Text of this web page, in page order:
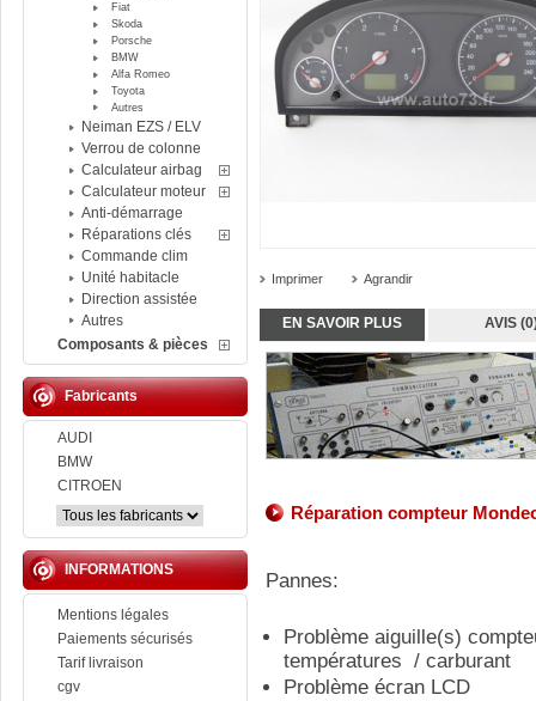
Fiat
Skoda
Porsche
BMW
Alfa Romeo
Toyota
Autres
Neiman EZS / ELV
Verrou de colonne
Calculateur airbag
Calculateur moteur
Anti-démarrage
Réparations clés
Commande clim
Unité habitacle
Direction assistée
Autres
Composants & pièces
Fabricants
AUDI
BMW
CITROEN
INFORMATIONS
Mentions légales
Paiements sécurisés
Tarif livraison
cgv
Imprimer Agrandir
EN SAVOIR PLUS AVIS
Réparation compteur
Pannes:
Problème aiguille(s)
températures / carburant
Problème écran LCD